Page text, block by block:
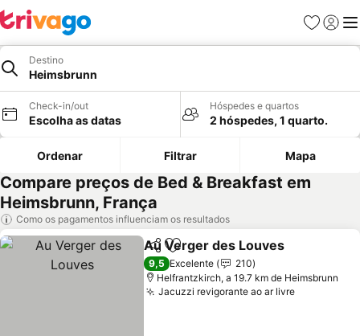
Favoritos
Iniciar
Destino
Heimsbrunn
Check-in/out
Escolha as datas
Hóspedes e quartos
2 hóspedes, 1 quarto.
Ordenar Filtrar Mapa
Compare preços de Bed & Breakfast em
Heimsbrunn, França
Como os pagamentos influenciam os resultados
PartilharAdicionar aos favoritos
Au Verger des Louves
9,5 Excelente
210
Helfrantzkirch, a 19.7 km de Heimsbrunn
Jacuzzi revigorante ao ar livre